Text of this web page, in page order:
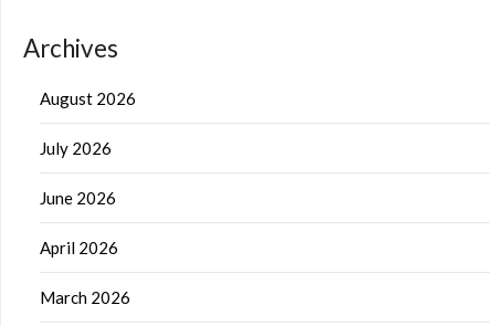
Archives
August 2026
July 2026
June 2026
April 2026
March 2026